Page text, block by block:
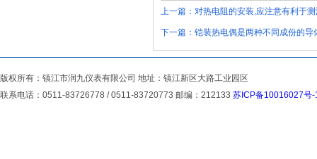
上一篇： 对热电阻的安装,应注意有利于
下一篇： 铠装热电偶是两种不同成份的导
版权所有：镇江市润九仪表有限公司 地址：镇江新区大路工业园区
联系电话：0511-83726778 / 0511-83720773 邮编：212133 苏ICP备10016027号-